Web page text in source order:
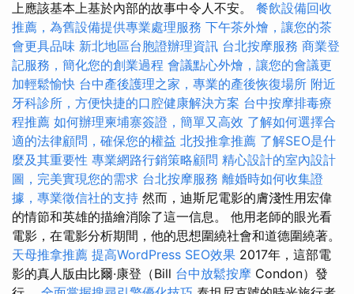
上應該基本上基於內部的故事中令人不安。 餐飲設備回收
推薦，為舊設備提供專業處理服務 下午茶外燴，讓您的茶
會更具品味 新北地區台胞證辦理資訊 台北按摩服務 商業登
記服務，簡化您的創業過程 會議點心外燴，讓您的會議更
加輕鬆愉快 台中產後護理之家，專業的產後恢復場所 附近
牙科診所，方便快捷的口腔健康解決方案 台中按摩排毒療
程推薦 如何辦理柬埔寨簽證，簡單又高效 了解如何選擇合
適的法律顧問，確保您的權益 北投推拿推薦 了解SEO是什
麼及其重要性 專業網路行銷策略顧問 精心設計的室內設計
圖，完美實現您的需求 台北按摩服務 離婚時如何收集證
據，專業徵信社的支持 然而，迪斯尼電影的膚淺性用宏偉
的情節和英雄的描繪消除了這一信息。 他用老師的眼光看
電影，在電影分析期間，他的思想圍繞社會和道德圍繞著。
天母推拿推薦 提高WordPress SEO效果 2017年，這部電
影的真人版由比爾·康登（Bill 台中放鬆按摩 Condon）發